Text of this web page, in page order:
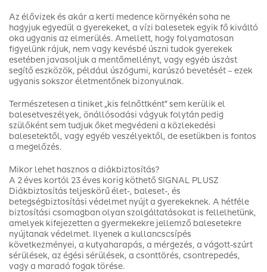
Az élővizek és akár a kerti medence környékén soha ne
hagyjuk egyedül a gyerekeket, a vízi balesetek egyik fő kiváltó
oka ugyanis az elmerülés. Amellett, hogy folyamatosan
figyelünk rájuk, nem vagy kevésbé úszni tudok gyerekek
esetében javasoljuk a mentőmellényt, vagy egyéb úszást
segítő eszközök, például úszógumi, karúszó bevetését – ezek
ugyanis sokszor életmentőnek bizonyulnak.
Természetesen a tiniket „kis felnőttként” sem kerülik el
balesetveszélyek, önállósodási vágyuk folytán pedig
szülőként sem tudjuk őket megvédeni a közlekedési
balesetektől, vagy egyéb veszélyektől, de esetükben is fontos
a megelőzés.
Mikor lehet hasznos a diákbiztosítás?
A 2 éves kortól 23 éves korig köthető SIGNAL PLUSZ
Diákbiztosítás teljeskörű élet-, baleset-, és
betegségbiztosítási védelmet nyújt a gyerekeknek. A hétféle
biztosítási csomagban olyan szolgáltatásokat is fellelhetünk,
amelyek kifejezetten a gyermekekre jellemző balesetekre
nyújtanak védelmet. Ilyenek a kullancscsípés
következményei, a kutyaharapás, a mérgezés, a vágott-szúrt
sérülések, az égési sérülések, a csonttörés, csontrepedés,
vagy a maradó fogak törése.